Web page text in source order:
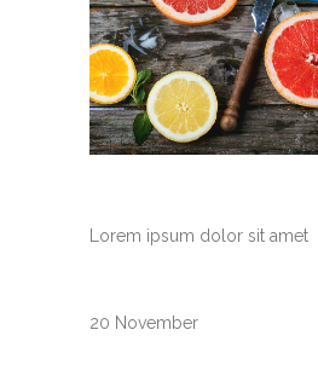
Lorem ipsum dolor sit amet
20 November